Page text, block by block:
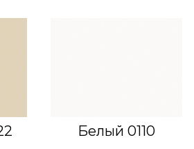
Белый 0110